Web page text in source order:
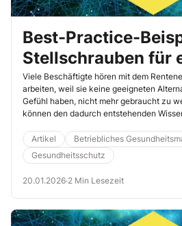
Best-Practice-
Stellschrauben für
Beschäftigung
Mitarbeiter
Viele Beschäftigte hören mit dem
arbeiten, weil sie keine geeigneten
Gefühl haben, nicht mehr gebraucht zu
können den dadurch entstehenden
Weiterbeschäftigung entwickeln. Lesen
ganzheitliches Gesundheitsmanagement,
flexible Arbeitszeitgestaltung zum
Artikel
Betriebliches
Gesundheitsschutz
20.01.2026·2 Min Lesezeit